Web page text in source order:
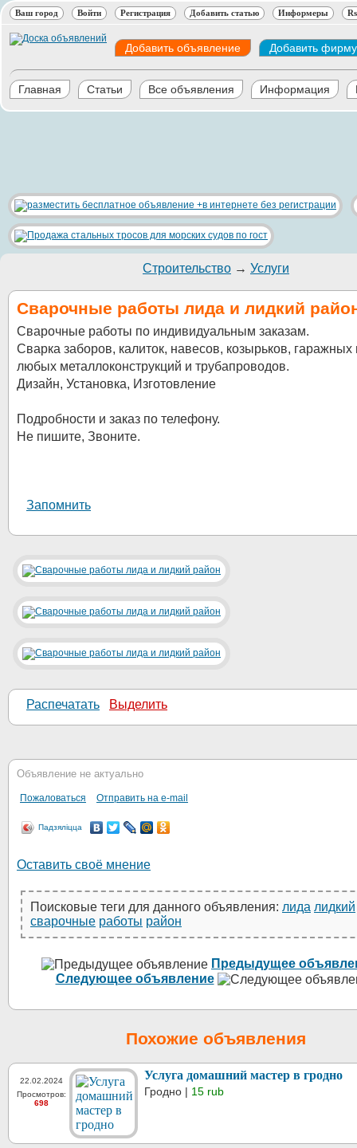
Ваш город Войти Регистрация Добавить статью Информеры
Добавить объявление Добавить фирму
Главная Статьи Все объявления Информация
Строительство → Услуги
Сварочные работы лида и лидкий
Сварочные работы по индивидуальным заказам.
Сварка заборов, калиток, навесов, козырьков, гаражных
любых металлоконструкций и трубапроводов.
Дизайн, Установка, Изготовление
Подробности и заказ по телефону.
Не пишите, Звоните.
Запомнить
Распечатать Выделить
Объявление не актуально
Пожаловаться Отправить на e-mail
Падзяліцца
Оставить своё мнение
Поисковые теги для данного объявления: лида лидкий
сварочные работы район
Предыдущее
Следующее объявление
Похожие объявления
22.02.2024
Просмотров:
698
Услуга домашний мастер в гродно
Гродно | 15 rub